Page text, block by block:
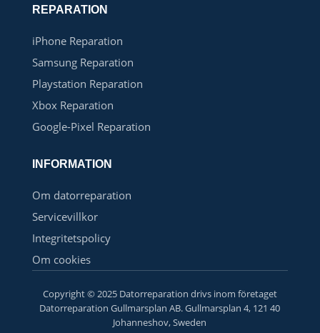
REPARATION
iPhone Reparation
Samsung Reparation
Playstation Reparation
Xbox Reparation
Google-Pixel Reparation
INFORMATION
Om datorreparation
Servicevillkor
Integritetspolicy
Om cookies
Copyright © 2025 Datorreparation drivs inom företaget
Datorreparation Gullmarsplan AB. Gullmarsplan 4, 121 40
Johanneshov, Sweden